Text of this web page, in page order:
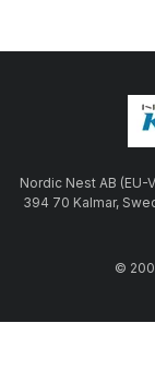
Nordic Nest AB (EU-
394 70 Kalmar,
©